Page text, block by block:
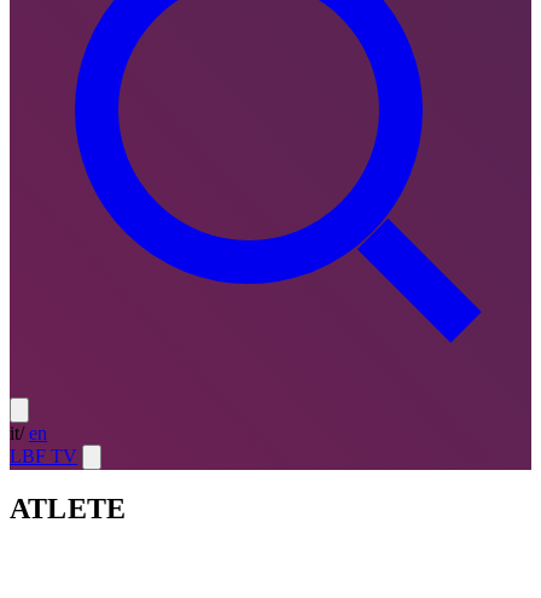
it/ en
LBF TV
ATLETE